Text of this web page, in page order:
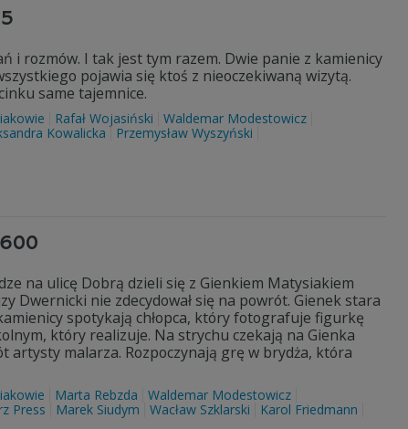
i rozmów. I tak jest tym razem. Dwie panie z kamienicy
pojawia się ktoś z nieoczekiwaną wizytą.
same tajemnice.
Rafał Wojasiński
Waldemar Modestowicz
Kowalicka Przemysław Wyszyński
na ulicę Dobrą dzieli się z Gienkiem Matysiakiem
Dwernicki nie zdecydował się na powrót. Gienek stara
spotykają chłopca, który fotografuje figurkę
który realizuje. Na strychu czekają na Gienka
artysty malarza. Rozpoczynają grę w brydża, która
Marta Rebzda
Waldemar Modestowicz
Press Marek Siudym Wacław Szklarski Karol Friedmann